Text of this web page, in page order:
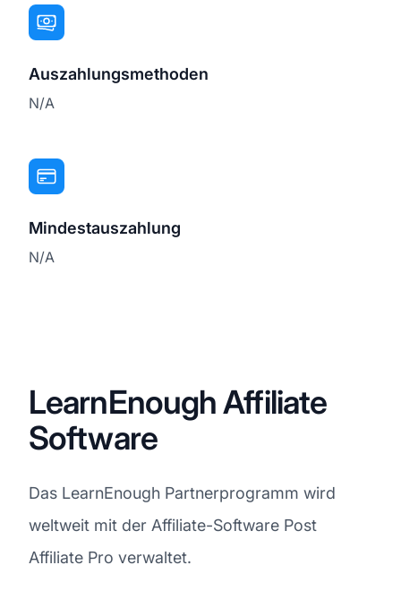
Auszahlungsmethoden
N/A
Mindestauszahlung
N/A
LearnEnough Affiliate
Software
Das LearnEnough Partnerprogramm wird
weltweit mit der Affiliate-Software Post
Affiliate Pro verwaltet.